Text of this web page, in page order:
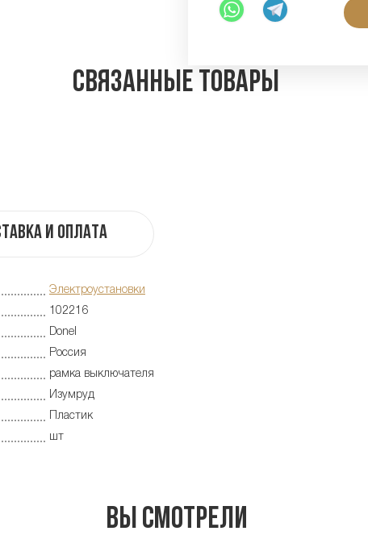
Связанные товары
и оплата
Электроустановки
102216
Donel
Россия
рамка выключателя
Изумруд
Пластик
шт
Вы смотрели